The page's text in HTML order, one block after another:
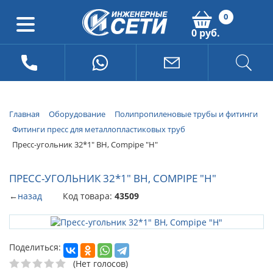
0
0 руб.
Главная Оборудование
Полипропиленовые трубы и фитинги
Фитинги пресс для металлопластиковых труб
Пресс-угольник 32*1" ВН, Compipe "Н"
ПРЕСС-УГОЛЬНИК 32*1" ВН, COMPIPE "Н"
←назад Код товара: 43509
Поделиться:
(Нет голосов)